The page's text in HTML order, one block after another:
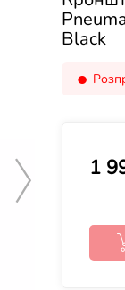
Black
1